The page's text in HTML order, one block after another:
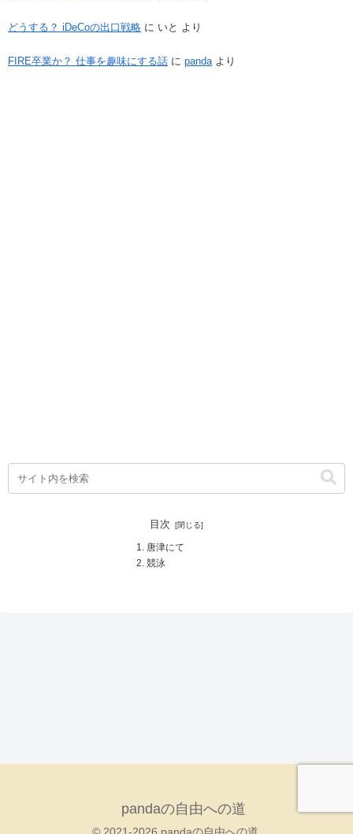
どうする？ iDeCoの出口戦略 に いと より
FIRE卒業か？ 仕事を趣味にする話 に pandaより
目次
唐津にて
競泳
pandaの自由への道